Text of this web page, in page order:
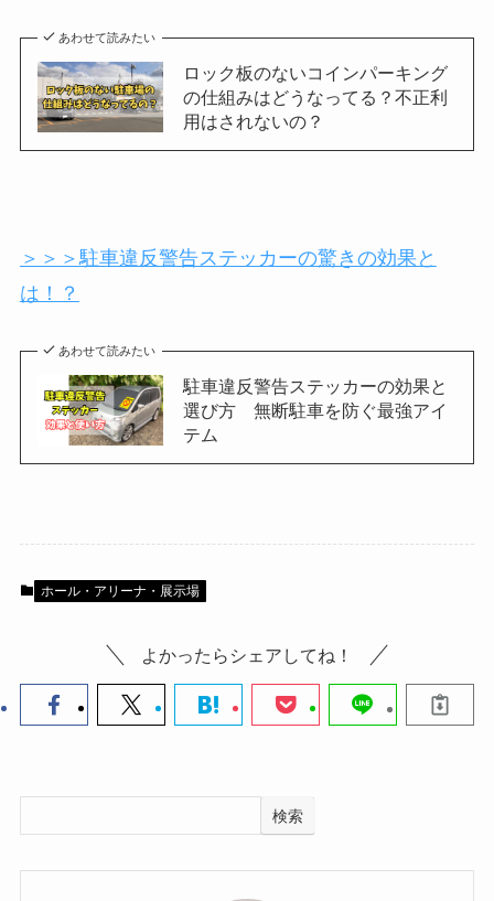
あわせて読みたい
ロック板のないコインパーキング
の仕組みはどうなってる？不正利
用はされないの？
＞＞＞駐車違反警告ステッカーの驚きの効果と
は！？
あわせて読みたい
駐車違反警告ステッカーの効果と
選び方 無断駐車を防ぐ最強アイ
テム
ホール・アリーナ・展示場
よかったらシェアしてね！
検索